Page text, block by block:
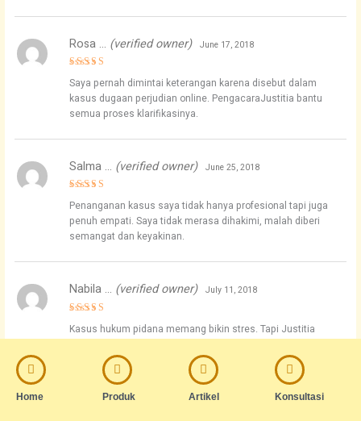
out of 5
Rosa … (verified owner) June 17, 2018
Saya pernah dimintai keterangan karena disebut dalam
kasus dugaan perjudian online. PengacaraJustitia bantu
semua proses klarifikasinya.
out of 5
Salma … (verified owner) June 25, 2018
Penanganan kasus saya tidak hanya profesional tapi juga
penuh empati. Saya tidak merasa dihakimi, malah diberi
semangat dan keyakinan.
out of 5
Nabila … (verified owner) July 11, 2018
Kasus hukum pidana memang bikin stres. Tapi Justitia
manusiawi dan strategis.
Home Produk Artikel Konsultasi